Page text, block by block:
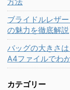
ブライドルレザ
の魅力を徹底解説
バッグの大きさ
A4ファイルでわ
カテゴリー